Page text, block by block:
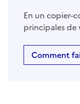
En un copier-
principales de
Comment